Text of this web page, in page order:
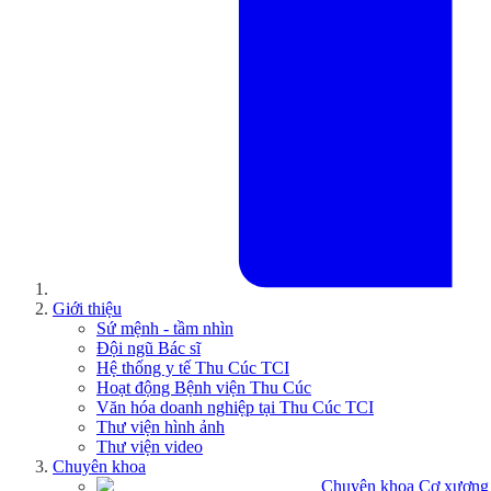
Giới thiệu
Sứ mệnh - tầm nhìn
Đội ngũ Bác sĩ
Hệ thống y tế Thu Cúc TCI
Hoạt động Bệnh viện Thu Cúc
Văn hóa doanh nghiệp tại Thu Cúc TCI
Thư viện hình ảnh
Thư viện video
Chuyên khoa
Chuyên khoa Cơ